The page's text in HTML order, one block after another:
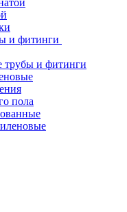
и фитинги
трубы и фитинги
пола